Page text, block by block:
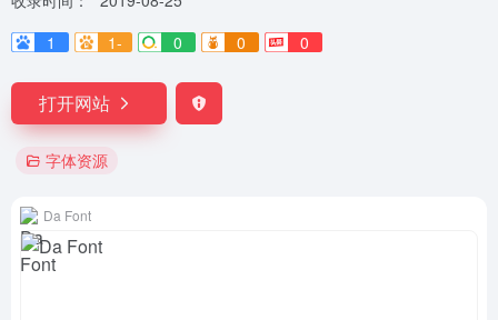
1
1- 0 0 0
打开网站
字体资源
Da Font